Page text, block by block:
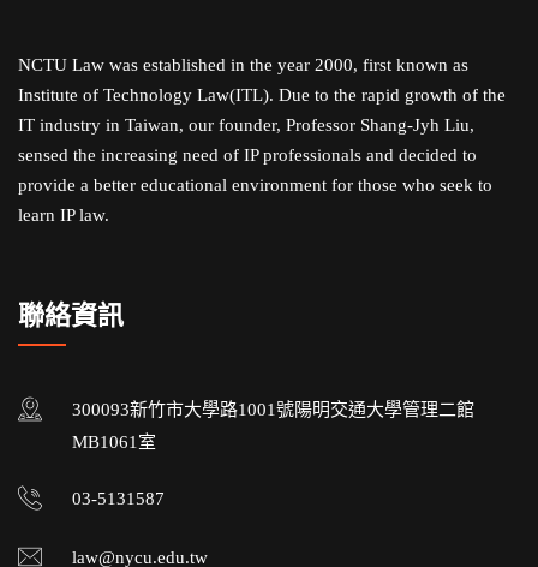
NCTU Law was established in the year 2000, first known as
Institute of Technology Law(ITL). Due to the rapid growth of the
IT industry in Taiwan, our founder, Professor Shang-Jyh Liu,
sensed the increasing need of IP professionals and decided to
provide a better educational environment for those who seek to
learn IP law.
聯絡資訊
300093新竹市大學路1001號陽明交通大學管理二館
MB1061室
03-5131587
law@nycu.edu.tw